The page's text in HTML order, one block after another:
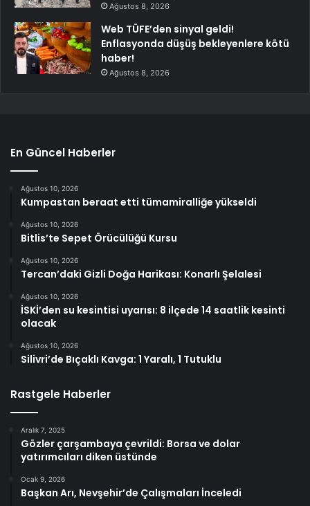
Ağustos 8, 2026
Web TÜFE’den sinyal geldi!
Enflasyonda düşüş bekleyenlere kötü
haber!
Ağustos 8, 2026
En Güncel Haberler
Ağustos 10, 2026
Kumpastan beraat etti tümamiralliğe yükseldi
Ağustos 10, 2026
Bitlis’te Sepet Örücülüğü Kursu
Ağustos 10, 2026
Tercan’daki Gizli Doğa Harikası: Konarlı Şelalesi
Ağustos 10, 2026
İSKİ’den su kesintisi uyarısı: 8 ilçede 14 saatlik kesinti
olacak
Ağustos 10, 2026
Silivri’de Bıçaklı Kavga: 1 Yaralı, 1 Tutuklu
Rastgele Haberler
Aralık 7, 2025
Gözler çarşambaya çevrildi: Borsa ve dolar
yatırımcıları diken üstünde
Ocak 9, 2026
Başkan Arı, Nevşehir’de Çalışmaları İnceledi